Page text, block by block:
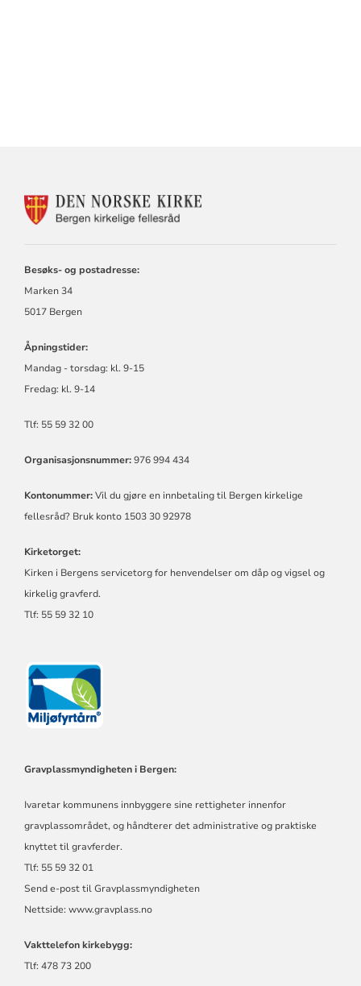
KONTAKTINFORMASJON
Besøks- og postadresse:
Marken 34
5017 Bergen
Åpningstider:
Mandag - torsdag: kl. 9-15
Fredag: kl. 9-14
Tlf: 55 59 32 00
Organisasjonsnummer:976 994 434
Kontonummer:Vil du gjøre en innbetaling til Bergen kirkelige
fellesråd? Bruk konto 1503 30 92978
Kirketorget:
Kirken i Bergens servicetorg for henvendelser om dåp og vigsel og
kirkelig gravferd.
Tlf: 55 59 32 10
Gravplassmyndigheten i Bergen:
Ivaretar kommunens innbyggere sine rettigheter innenfor
gravplassområdet, og håndterer det administrative og praktiske
knyttet til gravferder.
Tlf: 55 59 32 01
Send e-post til Gravplassmyndigheten
Nettside: www.gravplass.no
Vakttelefon kirkebygg:
Tlf: 478 73 200